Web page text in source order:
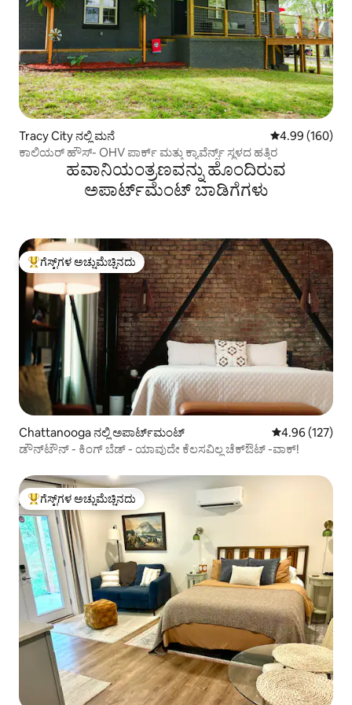
Tracy City ನಲ್ಲಿ ಮನೆ 5 ರಲ್ಲಿ 4.99
4.99 (160)
ಕಾಲಿಯರ್ ಹೌಸ್- OHV ಪಾರ್ಕ್ ಮತ್ತು ಕ್ಯಾವೆರ್ನ್ಸ್ ಸ್ಥಳದ ಹತ್ತಿರ
ಹವಾನಿಯಂತ್ರಣವನ್ನು ಹೊಂದಿರುವ
ಅಪಾರ್ಟ್‌ಮೆಂಟ್‌ ಬಾಡಿಗೆಗಳು
ಗೆಸ್ಟ್‌ಗಳಿಗೆ ಅತಿ ಹೆಚ್ಚು ಅಚ್ಚುಮೆಚ್ಚಿನದು
ಗೆಸ್ಟ್‌ಗಳ ಅಚ್ಚುಮೆಚ್ಚಿನದು
Chattanooga ನಲ್ಲಿ ಅಪಾರ್ಟ್‌ಮಂಟ್ 5 ರಲ್ಲಿ 4.96
4.96 (127)
ಡೌನ್‌ಟೌನ್ - ಕಿಂಗ್ ಬೆಡ್ - ಯಾವುದೇ ಕೆಲಸವಿಲ್ಲ ಚೆಕ್‌ಔಟ್ -ವಾಕ್!
ಗೆಸ್ಟ್‌ಗಳಿಗೆ ಅತಿ ಹೆಚ್ಚು ಅಚ್ಚುಮೆಚ್ಚಿನದು
ಗೆಸ್ಟ್‌ಗಳ ಅಚ್ಚುಮೆಚ್ಚಿನದು